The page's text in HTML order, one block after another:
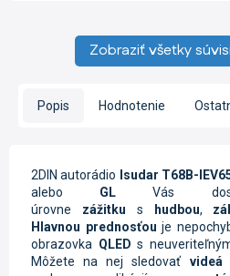
Zobraziť všetky
Popis Hodnotenie
2DIN autorádio Isudar T68B-
alebo GL Vás
úrovne zážitku s hudbou,
Hlavnou prednosťou je
obrazovka QLED s
Môžete na nej sledovať videá